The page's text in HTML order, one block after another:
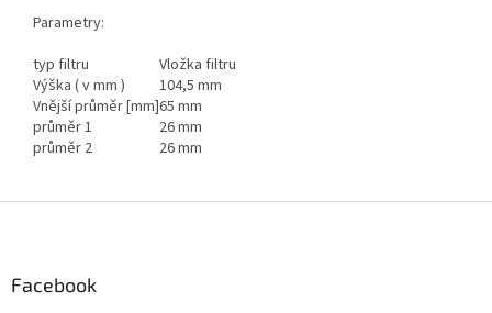
Parametry:
typ filtru
Vložka filtru
Výška ( v mm )
104,5 mm
Vnější průměr [mm]65 mm
průměr 1
26 mm
průměr 2
26 mm
Facebook